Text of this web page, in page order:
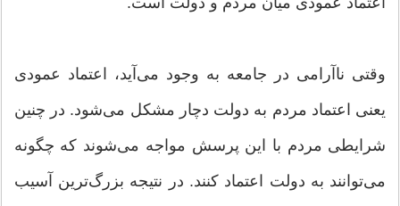
وقتی ناآرامی در جامعه به وجود می‌آید، اعتماد عمودی
یعنی اعتماد مردم به دولت دچار مشکل می‌شود. در چنین
شرایطی مردم با این پرسش مواجه می‌شوند که چگونه
می‌توانند به دولت اعتماد کنند. در نتیجه بزرگ‌ترین آسیب